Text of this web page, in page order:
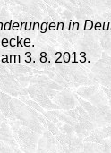
in
3. 8. 2013.